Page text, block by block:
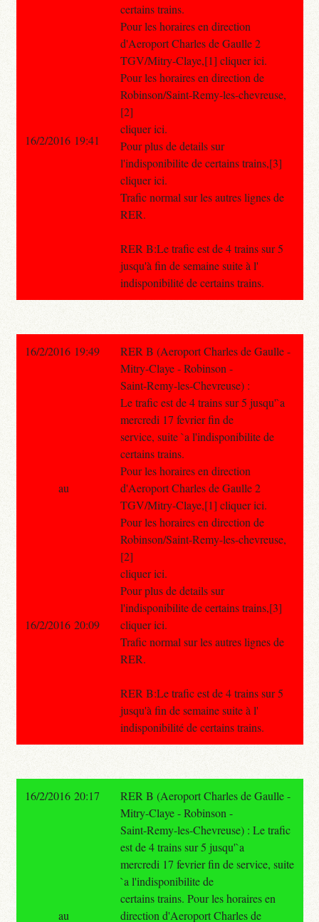
certains trains.
Pour les horaires en direction
d'Aeroport Charles de Gaulle 2
TGV/Mitry-Claye,[1] cliquer ici.
Pour les horaires en direction de
Robinson/Saint-Remy-les-chevreuse,
[2]
cliquer ici.
Pour plus de details sur
l'indisponibilite de certains trains,[3]
cliquer ici.
Trafic normal sur les autres lignes de
RER.
RER B:Le trafic est de 4 trains sur 5
jusqu'à fin de semaine suite à l'
indisponibilité de certains trains.
16/2/2016 19:41
16/2/2016 19:49
RER B (Aeroport Charles de Gaulle -
Mitry-Claye - Robinson -
Saint-Remy-les-Chevreuse) :
Le trafic est de 4 trains sur 5 jusqu'`a
mercredi 17 fevrier fin de
service, suite `a l'indisponibilite de
certains trains.
Pour les horaires en direction
d'Aeroport Charles de Gaulle 2
TGV/Mitry-Claye,[1] cliquer ici.
Pour les horaires en direction de
Robinson/Saint-Remy-les-chevreuse,
[2]
cliquer ici.
Pour plus de details sur
l'indisponibilite de certains trains,[3]
cliquer ici.
Trafic normal sur les autres lignes de
RER.
RER B:Le trafic est de 4 trains sur 5
jusqu'à fin de semaine suite à l'
indisponibilité de certains trains.
au
16/2/2016 20:09
16/2/2016 20:17
RER B (Aeroport Charles de Gaulle -
Mitry-Claye - Robinson -
Saint-Remy-les-Chevreuse) : Le trafic
est de 4 trains sur 5 jusqu'`a
mercredi 17 fevrier fin de service, suite
`a l'indisponibilite de
certains trains. Pour les horaires en
direction d'Aeroport Charles de
au